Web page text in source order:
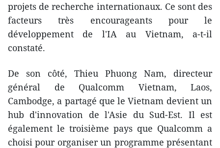
projets de recherche internationaux. Ce sont des
facteurs très encourageants pour le
développement de l'IA au Vietnam, a-t-il
constaté.
De son côté, Thieu Phuong Nam, directeur
général de Qualcomm Vietnam, Laos,
Cambodge, a partagé que le Vietnam devient un
hub d'innovation de l'Asie du Sud-Est. Il est
également le troisième pays que Qualcomm a
choisi pour organiser un programme présentant